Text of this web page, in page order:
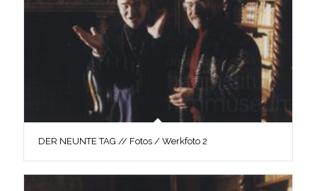
DER NEUNTE TAG // Fotos / Werkfoto 2